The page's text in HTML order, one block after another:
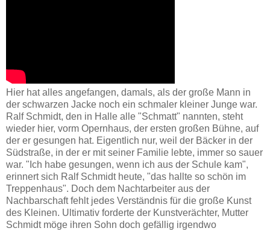
Hier hat alles angefangen, damals, als der große Mann in
der schwarzen Jacke noch ein schmaler kleiner Junge war.
Ralf Schmidt, den in Halle alle "Schmatt" nannten, steht
wieder hier, vorm Opernhaus, der ersten großen Bühne, auf
der er gesungen hat. Eigentlich nur, weil der Bäcker in der
Südstraße, in der er mit seiner Familie lebte, immer so sauer
war. "Ich habe gesungen, wenn ich aus der Schule kam",
erinnert sich Ralf Schmidt heute, "das hallte so schön im
Treppenhaus". Doch dem Nachtarbeiter aus der
Nachbarschaft fehlt jedes Verständnis für die große Kunst
des Kleinen. Ultimativ forderte der Kunstverächter, Mutter
Schmidt möge ihren Sohn doch gefällig irgendwo